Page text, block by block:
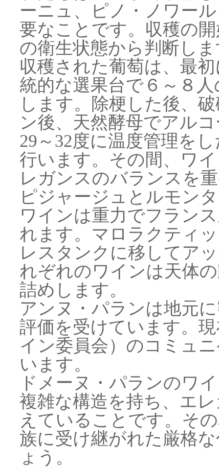
ーニュ、ピノ・ノワー
要なことです。収穫の
の衛生状態から判断し
収穫された葡萄は、最
統的な選果台で６～８
します。除梗した後、
ン後、天然酵母でアル
29～32度に温度管理を
行います。その間、ワ
レガンスのバランスを
ピジャージュとルモン
ワインは重力でフラン
れます。マロラクティ
レスタンクに移してア
れぞれのワインは天体
詰めします。
アンヌ・パランは地元
評価を受けています。
イン委員会）のコミュ
います。
ドメーヌ・パランのワ
複雑な構造を持ち、エ
えていることです。そ
族に受け継がれた厳格
ょう。